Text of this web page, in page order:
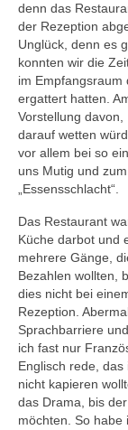
denn das
der Rezeption
Unglück, denn es
konnten wir die
im Empfangsraum
ergattert hatten.
Vorstellung
darauf wetten
vor allem bei so
uns Mutig und
„Essensschlacht“.
Das Restaurant
Küche darbot und
mehrere Gänge,
Bezahlen wollten,
dies nicht bei
Rezeption.
Sprachbarriere
ich fast nur
Englisch rede,
nicht kapieren
das Drama, bis
möchten. So habe